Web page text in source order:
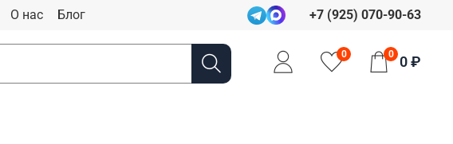
О нас Блог +7 (925) 070-90-63
0 0 0 ₽